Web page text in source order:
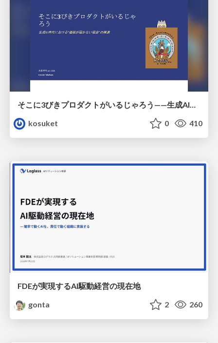
そこに3びきプロダクトがいるじゃろう——生成AI時代における“価値が届かない理由”の構造
kosuket
0 410
FDEが実現するAI駆動経営の現在地
gonta
2 260